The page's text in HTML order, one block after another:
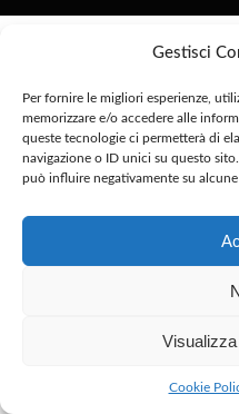
Gestisci
Per fornire le migliori esperienze,
memorizzare e/o accedere alle
queste tecnologie ci permetterà di
navigazione o ID unici su questo
può influire negativamente su
Cookie